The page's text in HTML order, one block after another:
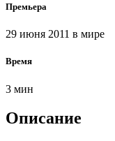
Премьера
29 июня 2011 в мире
Время
3 мин
Описание